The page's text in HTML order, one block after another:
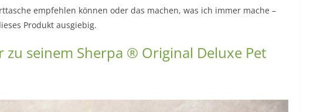
empfehlen können oder das machen, was ich immer mache –
Produkt ausgiebig.
zu seinem Sherpa ® Original Deluxe Pet